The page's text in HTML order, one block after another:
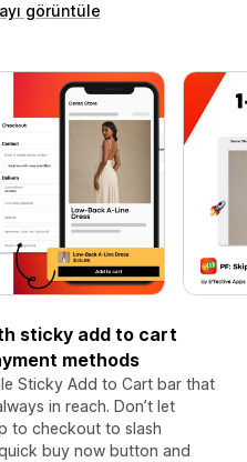
görüntüle
sticky add to cart
methods
Sticky Add to Cart bar that
in reach. Don’t let
to checkout to slash
buy now button and